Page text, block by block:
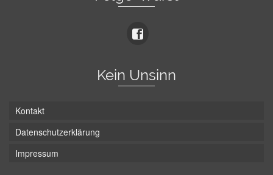
Kein Unsinn
Kontakt
Datenschutzerklärung
Impressum